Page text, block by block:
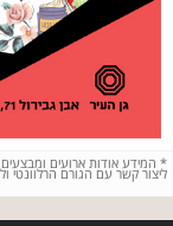
* המידע אודות ארועים
ליצור קשר עם הגורם